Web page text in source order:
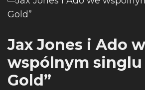
Jax Jones i Ado
wspólnym singlu
Gold”